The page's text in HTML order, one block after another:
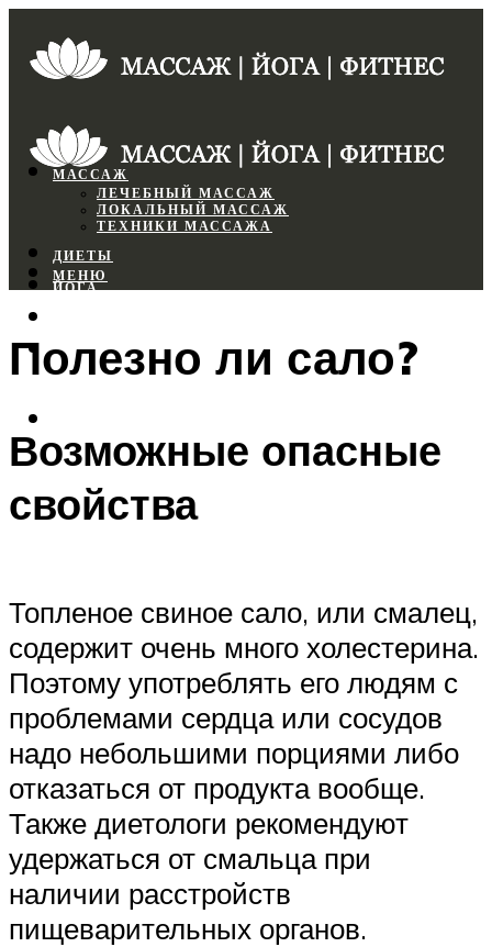
МАССАЖ
ЛЕЧЕБНЫЙ МАССАЖ
ЛОКАЛЬНЫЙ МАССАЖ
ТЕХНИКИ МАССАЖА
ДИЕТЫ
ЙОГА
ФИТНЕС
МЕНЮ
Полезно ли сало?
Возможные опасные
свойства
Топленое свиное сало, или смалец,
содержит очень много холестерина.
Поэтому употреблять его людям с
проблемами сердца или сосудов
надо небольшими порциями либо
отказаться от продукта вообще.
Также диетологи рекомендуют
удержаться от смальца при
наличии расстройств
пищеварительных органов.